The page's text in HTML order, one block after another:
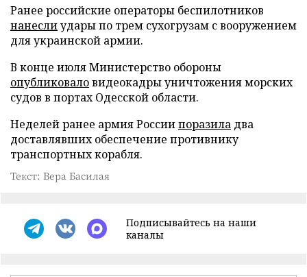
Ранее российские операторы беспилотников
нанеслиудары по трем сухогрузам с вооружением
для украинской армии.
В конце июля Министерство обороны
опубликоваловидеокадры уничтожения морских
судов в портах Одесской области.
Неделей ранее армия Россиипоразила два
доставлявших обеспечение противнику
транспортных корабля.
Текст: Вера Басилая
Подписывайтесь на наши
каналы